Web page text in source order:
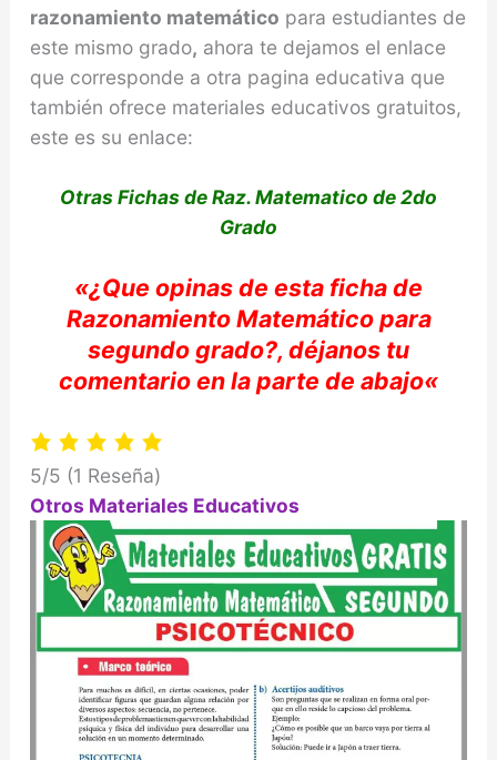
razonamiento matemático para estudiantes de
este mismo grado, ahora te dejamos el enlace
que corresponde a otra pagina educativa que
también ofrece materiales educativos gratuitos,
este es su enlace:
Otras Fichas de Raz. Matematico de 2do
Grado
«¿Que opinas de esta ficha de
RazonamientoMatemáticopara
segundo grado?, déjanos tu
comentario en la parte de abajo«
5/5 (1 Reseña)
Otros Materiales Educativos